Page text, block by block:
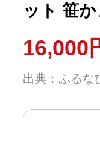
はじ
よくあ
問い合
ット 笹
まぼこ 蒲
り物 すり
暮 【株式
ta641
16,000
出典：ふるな